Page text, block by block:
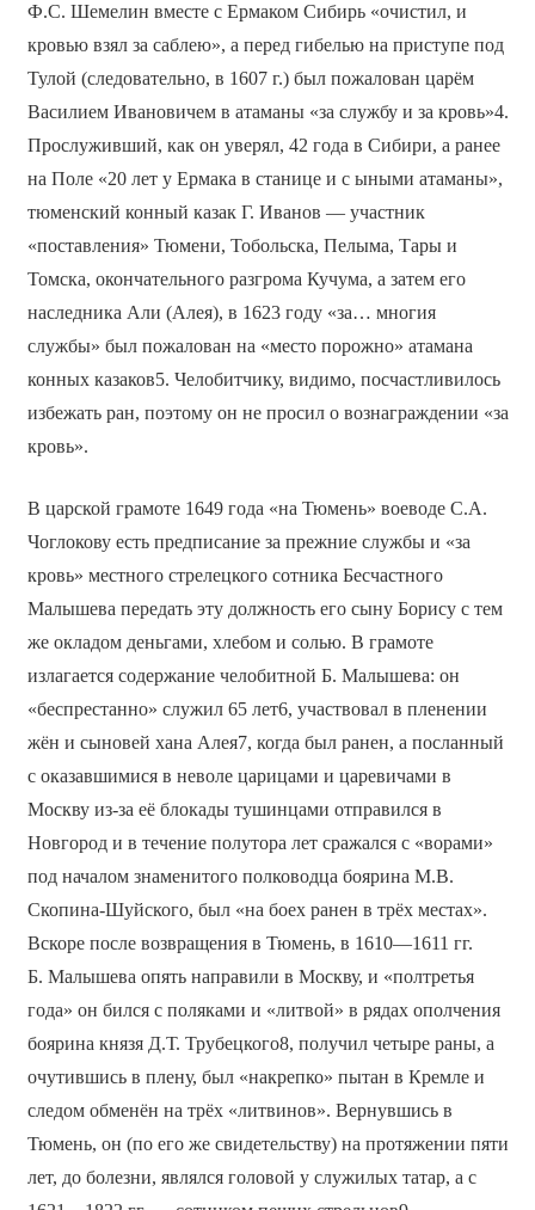
Ф.С. Шемелин вместе с Ермаком Сибирь «очистил, и
кровью взял за саблею», а перед гибелью на приступе под
Тулой (следовательно, в 1607 г.) был пожалован царём
Василием Ивановичем в атаманы «за службу и за кровь»4.
Прослуживший, как он уверял, 42 года в Сибири, а ранее
на Поле «20 лет у Ермака в станице и с ыными атаманы»,
тюменский конный казак Г. Иванов — участник
«поставления» Тюмени, Тобольска, Пелыма, Тары и
Томска, окончательного разгрома Кучума, а затем его
наследника Али (Алея), в 1623 году «за… многия
службы» был пожалован на «место порожно» атамана
конных казаков5. Челобитчику, видимо, посчастливилось
избежать ран, поэтому он не просил о вознаграждении «за
кровь».
В царской грамоте 1649 года «на Тюмень» воеводе С.А.
Чоглокову есть предписание за прежние службы и «за
кровь» местного стрелецкого сотника Бесчастного
Малышева передать эту должность его сыну Борису с тем
же окладом деньгами, хлебом и солью. В грамоте
излагается содержание челобитной Б. Малышева: он
«беспрестанно» служил 65 лет6, участвовал в пленении
жён и сыновей хана Алея7, когда был ранен, а посланный
с оказавшимися в неволе царицами и царевичами в
Москву из-за её блокады тушинцами отправился в
Новгород и в течение полутора лет сражался с «ворами»
под началом знаменитого полководца боярина М.В.
Скопина-Шуйского, был «на боех ранен в трёх местах».
Вскоре после возвращения в Тюмень, в 1610—1611 гг.
Б. Малышева опять направили в Москву, и «полтретья
года» он бился с поляками и «литвой» в рядах ополчения
боярина князя Д.Т. Трубецкого8, получил четыре раны, а
очутившись в плену, был «накрепко» пытан в Кремле и
следом обменён на трёх «литвинов». Вернувшись в
Тюмень, он (по его же свидетельству) на протяжении пяти
лет, до болезни, являлся головой у служилых татар, а с